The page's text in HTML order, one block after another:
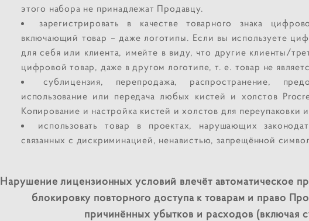
этого набора не принадлежат Продавцу.
зарегистрировать в качестве товарного знака
включающий товар – даже логотипы. Если вы используете
для себя или клиента, имейте в виду, что другие клиенты/
цифровой товар, даже в другом логотипе, т. е. товар не
сублицензия, перепродажа, распространение,
использование или передача любых кистей и холстов
Копирование и настройка кистей и холстов для переупаковки
использовать товар в проектах, нарушающих
связанных с дискриминацией, ненавистью, запрещённой
Нарушение лицензионных условий влечёт автоматическое
блокировку повторного доступа к товарам и право
причинённых убытков и расходов (включая